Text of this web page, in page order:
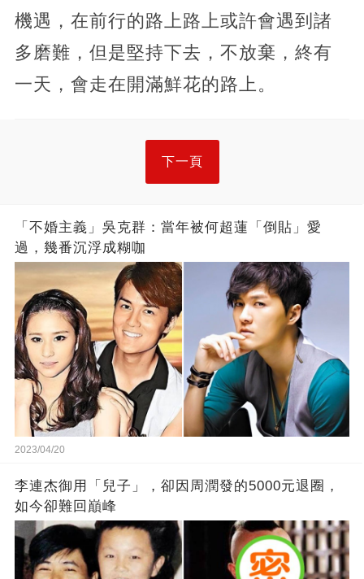
機遇，在前行的路上路上或許會遇到諸
多磨難，但是堅持下去，不放棄，終有
一天，會走在開滿鮮花的路上。
下一頁
「不婚主義」吳克群：當年被何超蓮「倒貼」愛
過，幾番沉浮成糊咖
2023/04/20
李連杰御用「兒子」，卻因周潤發的5000元退圈，
如今卻難回巔峰